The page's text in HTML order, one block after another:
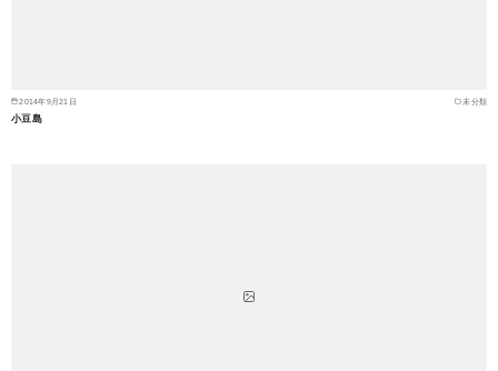
2014年9月21日 未分類
小豆島